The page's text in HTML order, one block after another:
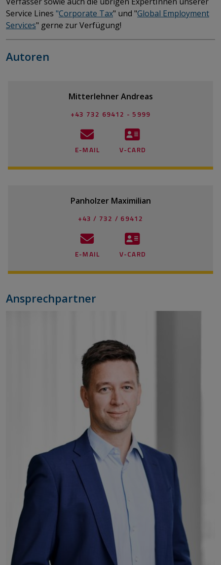
Service Lines "Corporate Tax" und "Global Employment
Services" gerne zur Verfügung!
Autoren
Mitterlehner Andreas
+43 732 69412 - 5999
E-MAIL V-CARD
Panholzer Maximilian
+43 / 732 / 69412
E-MAIL V-CARD
Ansprechpartner